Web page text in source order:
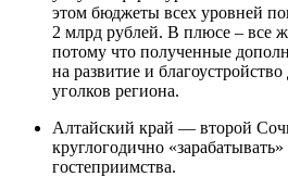
этом бюджеты всех уровней
2 млрд рублей. В плюсе – все
потому что полученные
на развитие и
уголков региона.
Алтайский край — второй
круглогодично
гостеприимства.